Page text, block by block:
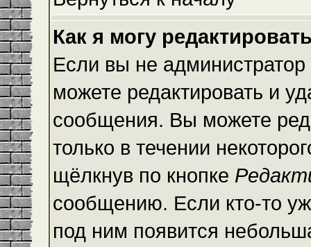
Как я могу
Если вы не
можете редактировать и
сообщения. Вы можете
только в течении
щёлкнув по кнопке
сообщению. Если кто-то
под ним появится